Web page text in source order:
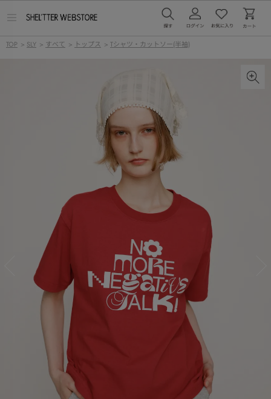
ー
TOP > SLY > すべて > トップス > Tシャツ・カットソー(半袖)